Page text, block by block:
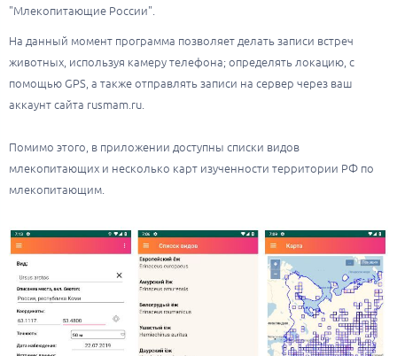
"Млекопитающие России".
На данный момент программа позволяет делать записи встреч
животных, используя камеру телефона; определять локацию, с
помощью GPS, а также отправлять записи на сервер через ваш
аккаунт сайта rusmam.ru.
Помимо этого, в приложении доступны списки видов
млекопитающих и несколько карт изученности территории РФ по
млекопитающим.